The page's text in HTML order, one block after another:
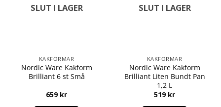
SLUT I LAGER
KAKFORMAR
Nordic Ware Kakform
Brilliant 6 st Små
659 kr
SLUT I LAGER
KAKFORMAR
Nordic Ware Kakform
Brilliant Liten Bundt Pan
1,2 L
519 kr